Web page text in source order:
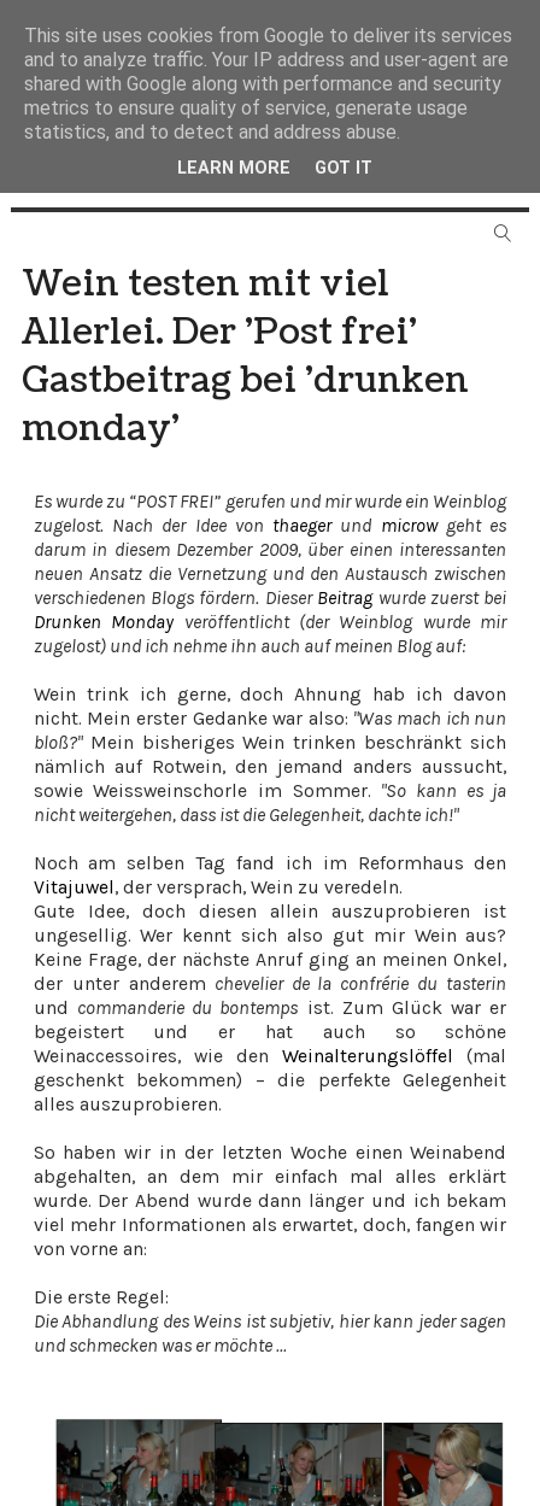
Wein testen mit viel
Allerlei. Der 'Post frei'
Gastbeitrag bei 'drunken
monday'
Es wurde zu “POST FREI” gerufen und mir wurde ein Weinblog
zugelost. Nach der Idee von thaegerund microwgeht es
darum in diesem Dezember 2009, über einen interessanten
neuen Ansatz die Vernetzung und den Austausch zwischen
verschiedenen Blogs fördern. Dieser Beitragwurde zuerst bei
Drunken Monday veröffentlicht (der Weinblog wurde mir
zugelost) und ich nehme ihn auch auf meinen Blog auf:
Wein trink ich gerne, doch Ahnung hab ich davon
nicht. Mein erster Gedanke war also: "Was mach ich nun
bloß?"Mein bisheriges Wein trinken beschränkt sich
nämlich auf Rotwein, den jemand anders aussucht,
sowie Weissweinschorle im Sommer. "So kann es ja
nicht weitergehen, dass ist die Gelegenheit, dachte ich!"
Noch am selben Tag fand ich im Reformhaus den
Vitajuwel, der versprach, Wein zu veredeln.
Gute Idee, doch diesen allein auszuprobieren ist
ungesellig. Wer kennt sich also gut mir Wein aus?
Keine Frage, der nächste Anruf ging an meinen Onkel,
der unter anderem chevelier de la confrérie du tasterin
und commanderie du bontemps ist. Zum Glück war er
begeistert und er hat auch so schöne
Weinaccessoires, wie denWeinalterungslöffel
(mal
geschenkt bekommen) – die perfekte Gelegenheit
alles auszuprobieren.
So haben wir in der letzten Woche einen Weinabend
abgehalten, an dem mir einfach mal alles erklärt
wurde. Der Abend wurde dann länger und ich bekam
viel mehr Informationen als erwartet, doch, fangen wir
von vorne an:
Die erste Regel:
Die Abhandlung des Weins ist subjetiv, hier kann jeder sagen
und schmecken was er möchte ...
This site uses cookies from Google to deliver its services
and to analyze traffic. Your IP address and user-agent are
shared with Google along with performance and security
metrics to ensure quality of service, generate usage
statistics, and to detect and address abuse.
LEARN MORE GOT IT